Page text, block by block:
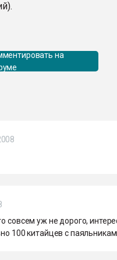
на
совсем уж не дорого,
100 китайцев с